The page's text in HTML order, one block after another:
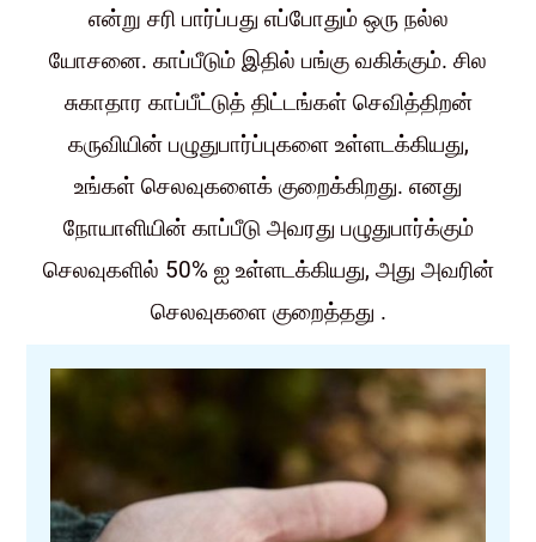
என்று சரி பார்ப்பது எப்போதும் ஒரு நல்ல
யோசனை. காப்பீடும் இதில் பங்கு வகிக்கும். சில
சுகாதார காப்பீட்டுத் திட்டங்கள் செவித்திறன்
கருவியின் பழுதுபார்ப்புகளை உள்ளடக்கியது,
உங்கள் செலவுகளைக் குறைக்கிறது. எனது
நோயாளியின் காப்பீடு அவரது பழுதுபார்க்கும்
செலவுகளில் 50% ஐ உள்ளடக்கியது, அது அவரின்
செலவுகளை குறைத்தது .